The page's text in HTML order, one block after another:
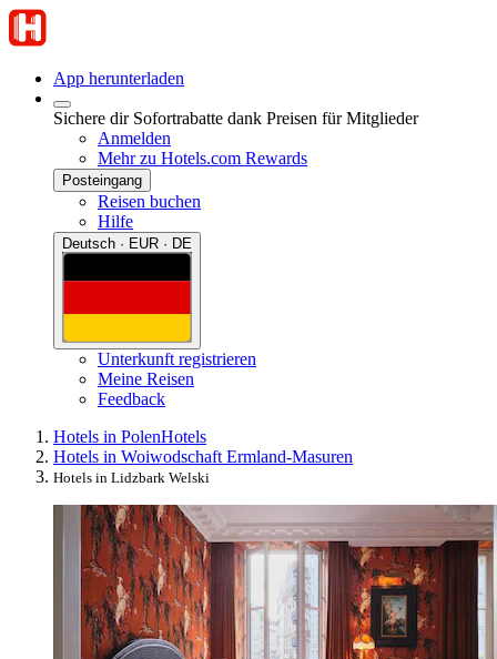
App herunterladen
Sichere dir Sofortrabatte dank Preisen für Mitglieder
Anmelden
Mehr zu Hotels.com Rewards
Posteingang
Reisen buchen
Hilfe
Deutsch · EUR · DE
Unterkunft registrieren
Meine Reisen
Feedback
Hotels in PolenHotels
Hotels in Woiwodschaft Ermland-Masuren
Hotels in Lidzbark Welski